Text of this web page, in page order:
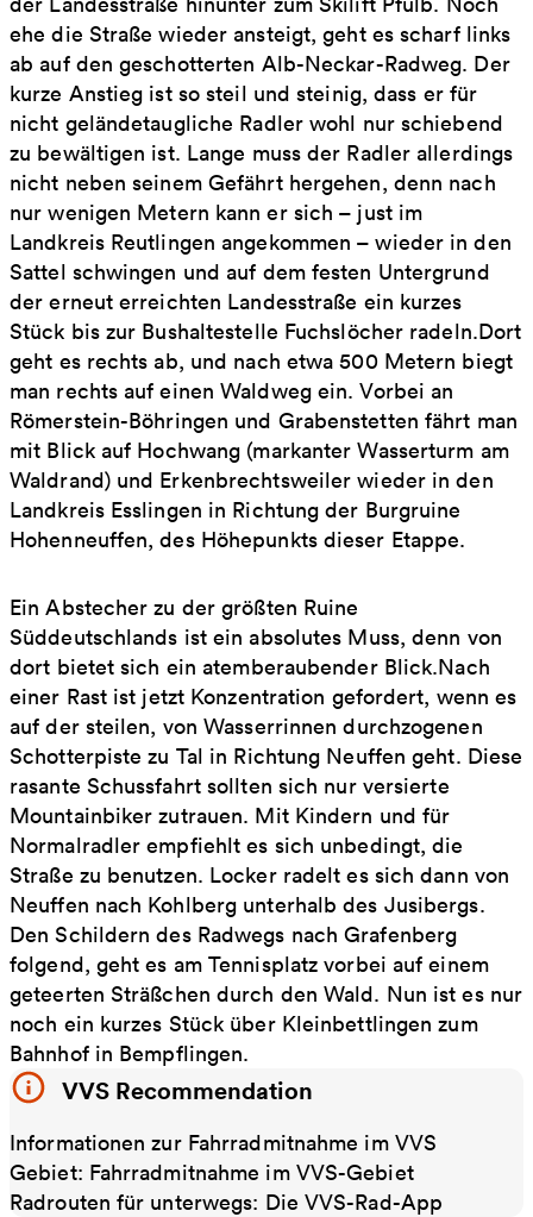
ehe die Straße wieder ansteigt, geht es scharf links
ab auf den geschotterten Alb-Neckar-Radweg. Der
kurze Anstieg ist so steil und steinig, dass er für
nicht geländetaugliche Radler wohl nur schiebend
zu bewältigen ist. Lange muss der Radler allerdings
nicht neben seinem Gefährt hergehen, denn nach
nur wenigen Metern kann er sich – just im
Landkreis Reutlingen angekommen – wieder in den
Sattel schwingen und auf dem festen Untergrund
der erneut erreichten Landesstraße ein kurzes
Stück bis zur Bushaltestelle Fuchslöcher radeln.Dort
geht es rechts ab, und nach etwa 500 Metern biegt
man rechts auf einen Waldweg ein. Vorbei an
Römerstein-Böhringen und Grabenstetten fährt man
mit Blick auf Hochwang (markanter Wasserturm am
Waldrand) und Erkenbrechtsweiler wieder in den
Landkreis Esslingen in Richtung der Burgruine
Hohenneuffen, des Höhepunkts dieser Etappe.
Ein Abstecher zu der größten Ruine
Süddeutschlands ist ein absolutes Muss, denn von
dort bietet sich ein atemberaubender Blick.Nach
einer Rast ist jetzt Konzentration gefordert, wenn es
auf der steilen, von Wasserrinnen durchzogenen
Schotterpiste zu Tal in Richtung Neuffen geht. Diese
rasante Schussfahrt sollten sich nur versierte
Mountainbiker zutrauen. Mit Kindern und für
Normalradler empfiehlt es sich unbedingt, die
Straße zu benutzen. Locker radelt es sich dann von
Neuffen nach Kohlberg unterhalb des Jusibergs.
Den Schildern des Radwegs nach Grafenberg
folgend, geht es am Tennisplatz vorbei auf einem
geteerten Sträßchen durch den Wald. Nun ist es nur
noch ein kurzes Stück über Kleinbettlingen zum
Bahnhof in Bempflingen.
VVS Recommendation
Informationen zur Fahrradmitnahme im VVS
Gebiet: Fahrradmitnahme im VVS-Gebiet
Radrouten für unterwegs: Die VVS-Rad-App